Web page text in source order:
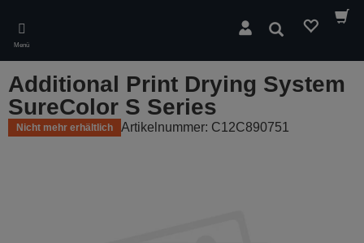
main
content
Menü
Suchen
Additional Print Drying System
SureColor S Series
Nicht mehr erhältlich Artikelnummer: C12C890751